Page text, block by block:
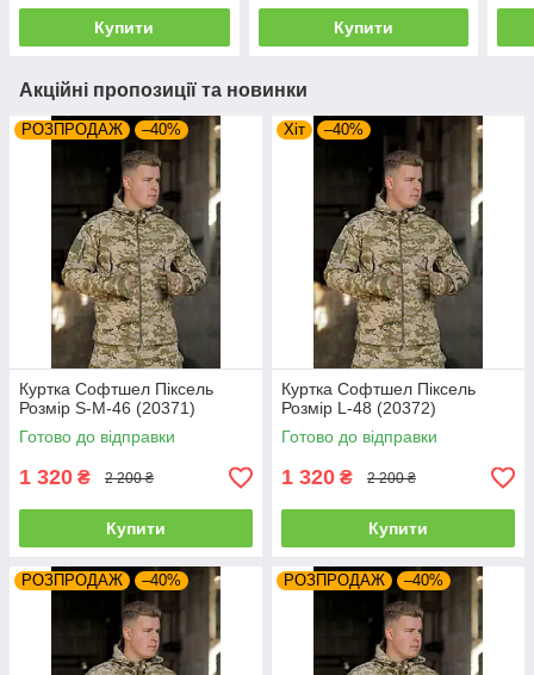
Купити Купити
Акційні пропозиції та новинки
РОЗПРОДАЖ –40%
Куртка Софтшел Піксель
Розмір S-M-46 (20371)
Готово до відправки
1 320 ₴ 2 200 ₴
Купити
Хіт –40%
Куртка Софтшел Піксель
Розмір L-48 (20372)
Готово до відправки
1 320 ₴ 2 200 ₴
Купити
РОЗПРОДАЖ –40% РОЗПРОДАЖ –40%